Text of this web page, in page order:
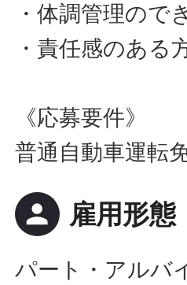
・体調管理ので
・責任感のある
《応募要件》
普通自動車運転
person 雇用形態
パート・アルバ